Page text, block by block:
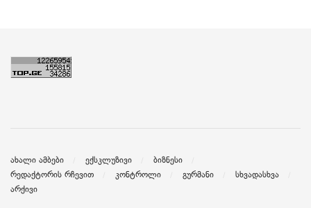
ახალი ამბები ექსკლუზივი
ბიზნესი
რედაქტორის რჩევით
კონტროლი გურმანი
სხვადასხვა
არქივი